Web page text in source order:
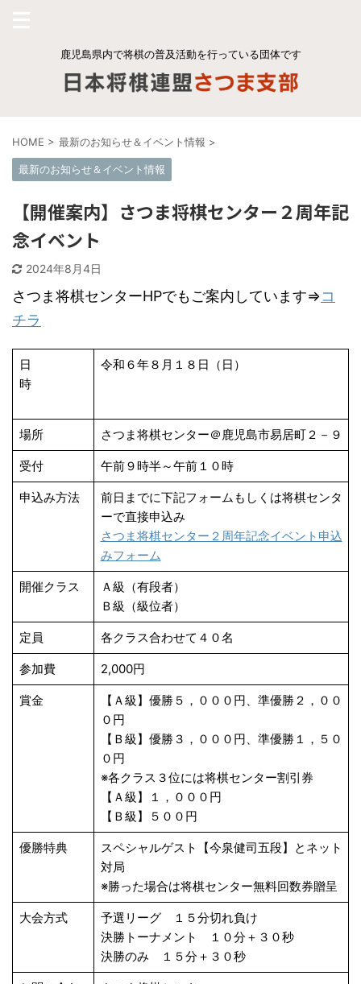
鹿児島県内で将棋の普及活動を行っている団体です
HOME > 最新のお知らせ＆イベント情報 >
最新のお知らせ＆イベント情報
【開催案内】さつま将棋センター２周年記
念イベント
2024年8月4日
さつま将棋センターHPでもご案内しています⇒コ
チラ
日
時
令和６年８月１８日（日）
場所 さつま将棋センター＠鹿児島市易居町２－９
受付 午前９時半～午前１０時
申込み方法
前日までに下記フォームもしくは将棋センタ
ーで直接申込み
さつま将棋センター２周年記念イベント申込
みフォーム
開催クラス
Ａ級（有段者）
Ｂ級（級位者）
定員 各クラス合わせて４０名
参加費 2,000円
賞金
【Ａ級】優勝５，０００円、準優勝２，００
０円
【Ｂ級】優勝３，０００円、準優勝１，５０
０円
※各クラス３位には将棋センター割引券
【Ａ級】１，０００円
【Ｂ級】５００円
優勝特典
スペシャルゲスト【今泉健司五段】とネット
対局
※勝った場合は将棋センター無料回数券贈呈
大会方式
予選リーグ １５分切れ負け
決勝トーナメント １０分＋３０秒
決勝のみ １５分＋３０秒